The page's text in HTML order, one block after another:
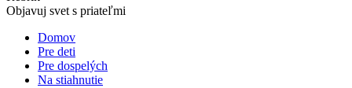
Objavuj svet s priateľmi
Domov
Pre deti
Pre dospelých
Na stiahnutie